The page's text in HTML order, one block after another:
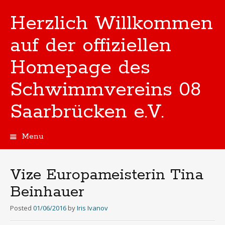
Herzlich Willkommen
auf der offiziellen
Homepage des
Schwimmvereins 08
Saarbrücken e.V.
Menu
Vize Europameisterin Tina
Beinhauer
Posted 01/06/2016 byIris Ivanov